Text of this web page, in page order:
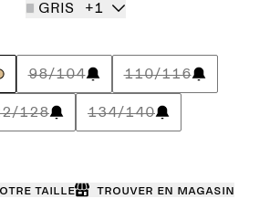
GRIS +1
98/104 110/116
128 134/140
taille Trouver en magasin